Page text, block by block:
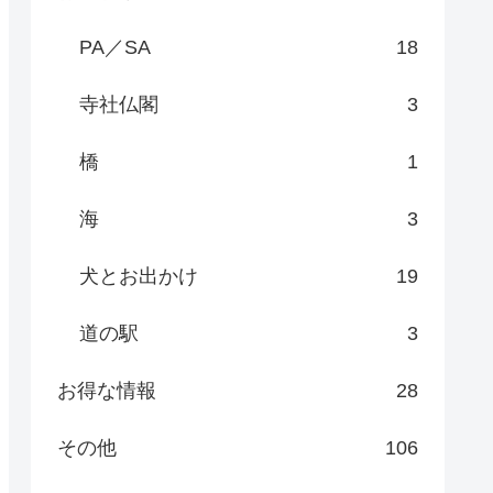
PA／SA 18
寺社仏閣 3
橋 1
海 3
犬とお出かけ 19
道の駅 3
お得な情報 28
その他 106